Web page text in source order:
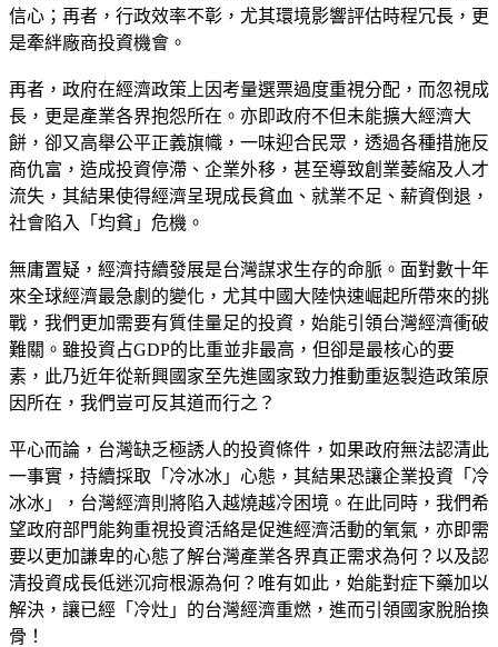
信心；再者，行政效率不彰，尤其環境影響評估時程冗長，更
是牽絆廠商投資機會。
再者，政府在經濟政策上因考量選票過度重視分配，而忽視成
長，更是產業各界抱怨所在。亦即政府不但未能擴大經濟大
餅，卻又高舉公平正義旗幟，一味迎合民眾，透過各種措施反
商仇富，造成投資停滯、企業外移，甚至導致創業萎縮及人才
流失，其結果使得經濟呈現成長貧血、就業不足、薪資倒退，
社會陷入「均貧」危機。
無庸置疑，經濟持續發展是台灣謀求生存的命脈。面對數十年
來全球經濟最急劇的變化，尤其中國大陸快速崛起所帶來的挑
戰，我們更加需要有質佳量足的投資，始能引領台灣經濟衝破
難關。雖投資占GDP的比重並非最高，但卻是最核心的要
素，此乃近年從新興國家至先進國家致力推動重返製造政策原
因所在，我們豈可反其道而行之？
平心而論，台灣缺乏極誘人的投資條件，如果政府無法認清此
一事實，持續採取「冷冰冰」心態，其結果恐讓企業投資「冷
冰冰」，台灣經濟則將陷入越燒越冷困境。在此同時，我們希
望政府部門能夠重視投資活絡是促進經濟活動的氧氣，亦即需
要以更加謙卑的心態了解台灣產業各界真正需求為何？以及認
清投資成長低迷沉疴根源為何？唯有如此，始能對症下藥加以
解決，讓已經「冷灶」的台灣經濟重燃，進而引領國家脫胎換
骨！